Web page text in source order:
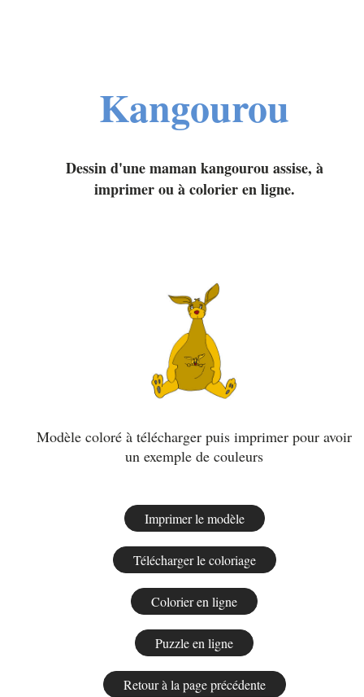
Kangourou
Dessin d'une maman kangourou assise, à
imprimer ou à colorier en ligne.
Modèle coloré à télécharger puis imprimer pour avoir
un exemple de couleurs